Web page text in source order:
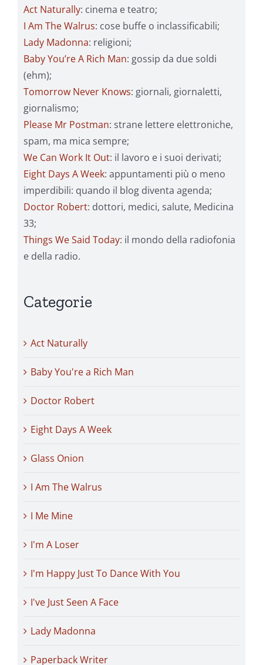
Act Naturally: cinema e teatro;
I Am The Walrus: cose buffe o inclassificabili;
Lady Madonna: religioni;
Baby You’re A Rich Man: gossip da due soldi
(ehm);
Tomorrow Never Knows: giornali, giornaletti,
giornalismo;
Please Mr Postman: strane lettere elettroniche,
spam, ma mica sempre;
We Can Work It Out: il lavoro e i suoi derivati;
Eight Days A Week: appuntamenti più o meno
imperdibili: quando il blog diventa agenda;
Doctor Robert: dottori, medici, salute, Medicina
33;
Things We Said Today: il mondo della radiofonia
e della radio.
Categorie
Act Naturally
Baby You're a Rich Man
Doctor Robert
Eight Days A Week
Glass Onion
I Am The Walrus
I Me Mine
I'm A Loser
I'm Happy Just To Dance With You
I've Just Seen A Face
Lady Madonna
Paperback Writer